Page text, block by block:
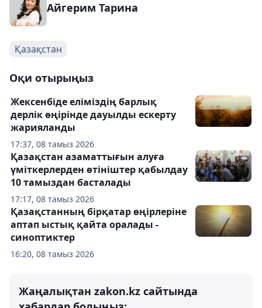
Айгерим Тарина
Қазақстан
Оқи отырыңыз
17:37, 08 тамыз 2026
Жексенбіде еліміздің барлық
дерлік өңірінде дауылды ескерту
жарияланды
17:17, 08 тамыз 2026
Қазақстан азаматтығын алуға
үміткерлерден өтініштер қабылдау
10 тамыздан басталады
16:20, 08 тамыз 2026
Қазақстанның бірқатар өңірлеріне
аптап ыстық қайта оралады -
синоптиктер
Жаңалықтан zakon.kz сайтында